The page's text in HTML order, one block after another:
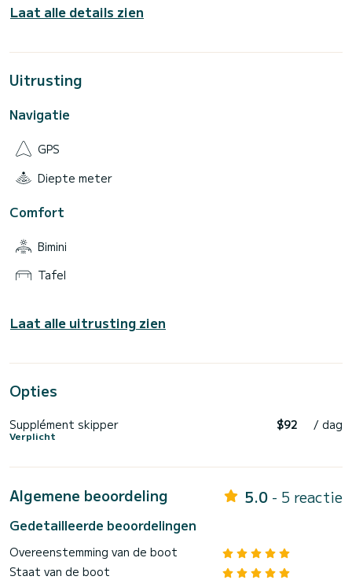
Laat alle details zien
Uitrusting
Navigatie
GPS
Diepte meter
Comfort
Bimini
Tafel
Laat alle uitrusting zien
Opties
Supplément skipper
Verplicht
$92 / dag
Algemene beoordeling 5.0 - 5 reactie
Gedetailleerde beoordelingen
Overeenstemming van de boot
Staat van de boot